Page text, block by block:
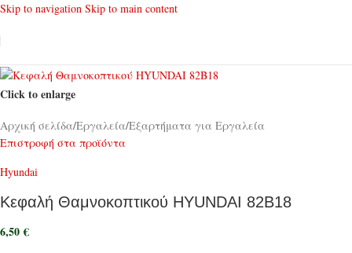
Skip to navigation Skip to main content
Click to enlarge
Αρχική σελίδα/Εργαλεία/Εξαρτήματα για Εργαλεία
Επιστροφή στα προϊόντα
Hyundai
Κεφαλή Θαμνοκοπτικού HYUNDAI 82B18
6,50€